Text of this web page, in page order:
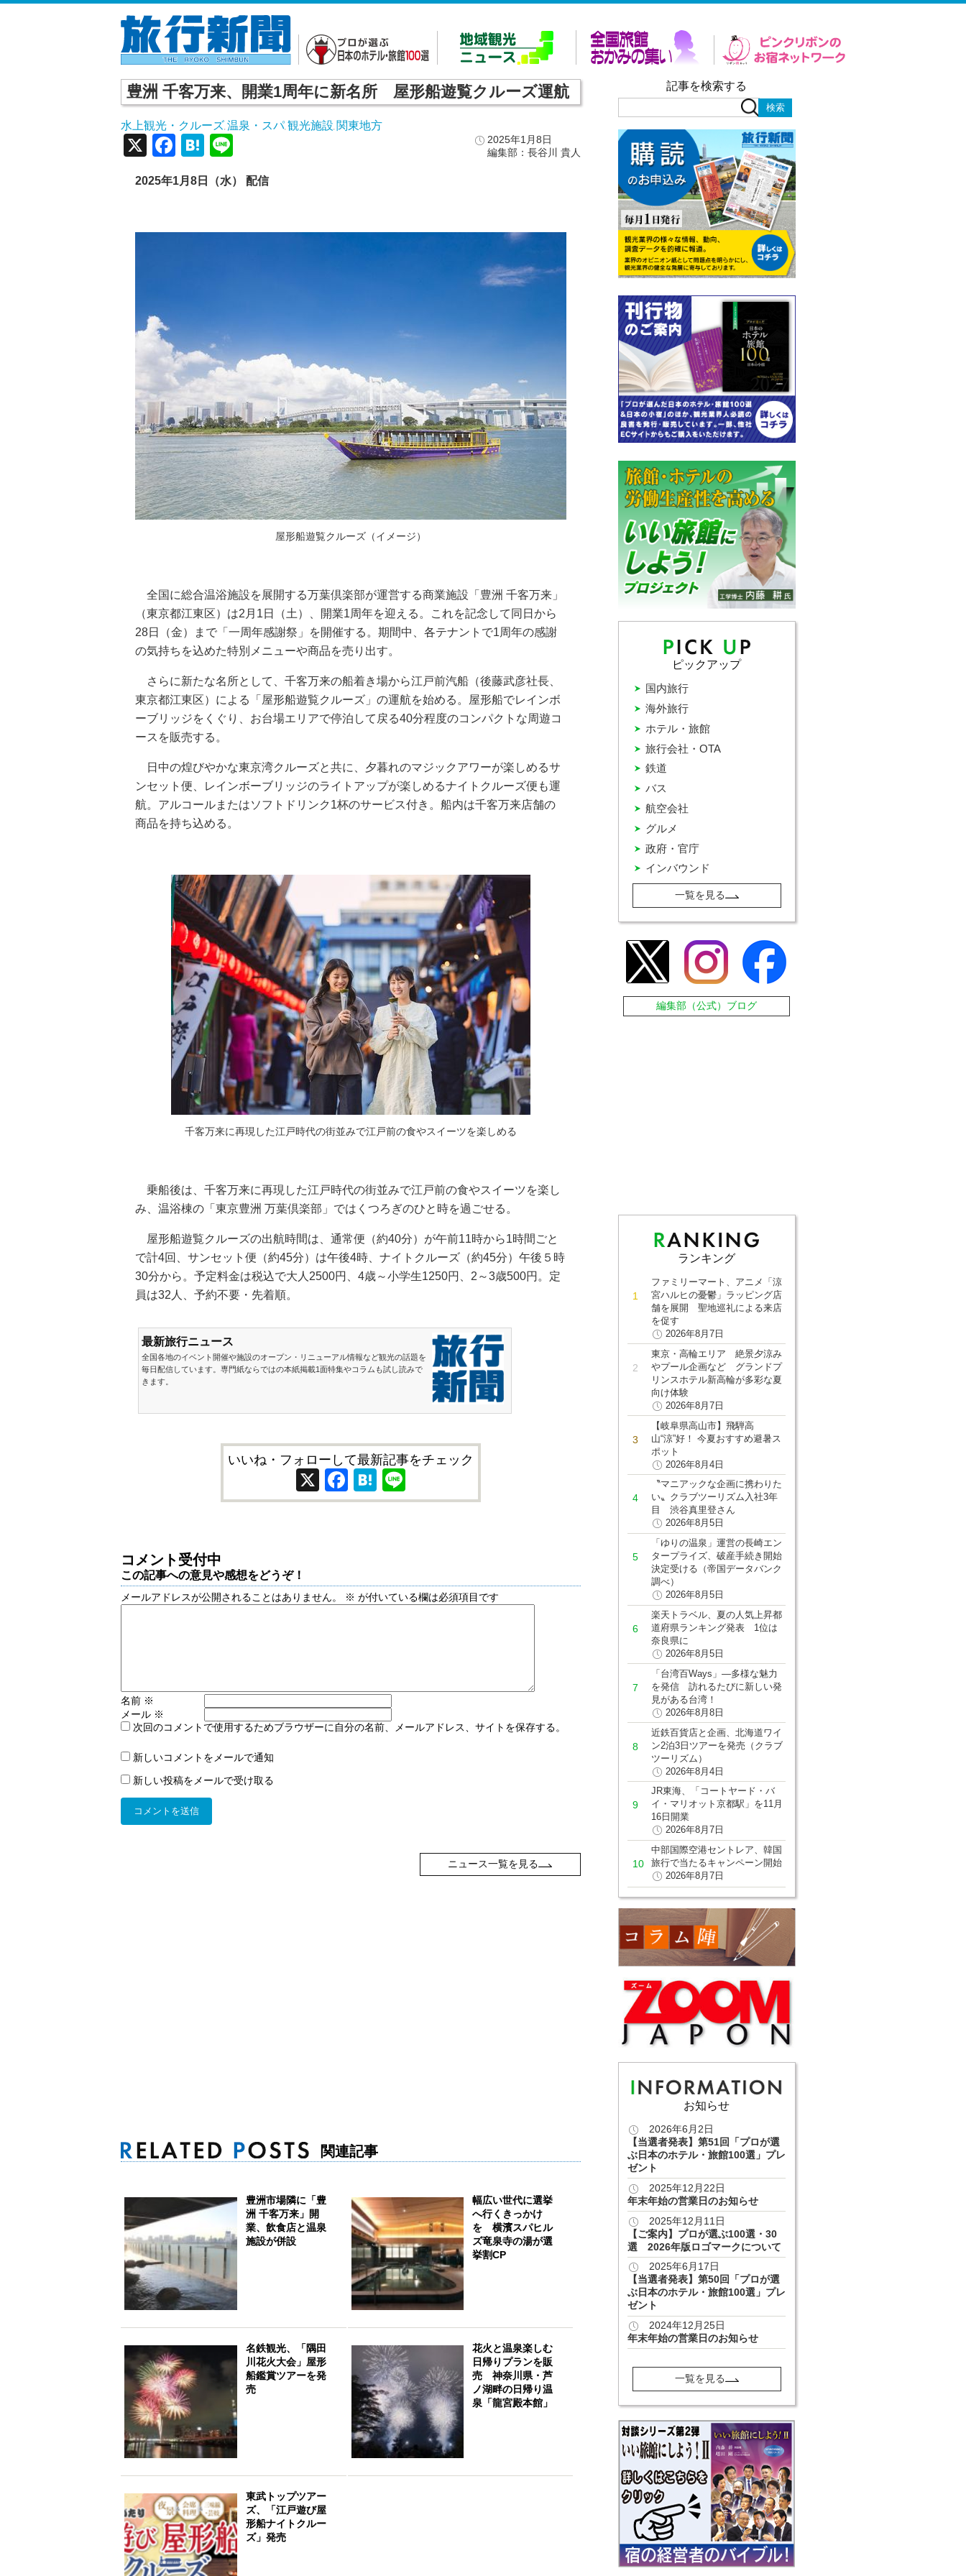
豊洲 千客万来、開業1周年に新名所 屋形船遊覧クルーズ運航
水上観光・クルーズ 温泉・スパ ,観光施設 関東地方
2025年1月8日
編集部：長谷川 貴人
X Facebook
Hatena
2025年1月8 日（水） 配信
屋形船遊覧クルーズ（イメージ）
全国に総合温浴施設を展開する万葉倶楽部が運営する商業施設「豊洲 千客万来」
（東京都江東区）は2月1日（土）、開業1周年を迎える。これを記念して同日から
28日（金）まで「一周年感謝祭」を開催する。期間中、各テナントで1周年の感謝
の気持ちを込めた特別メニューや商品を売り出す。
さらに新たな名所として、千客万来の船着き場から江戸前汽船（後藤武彦社長、
東京都江東区）による「屋形船遊覧クルーズ」の運航を始める。屋形船でレインボ
ーブリッジをくぐり、お台場エリアで停泊して戻る40分程度のコンパクトな周遊コ
ースを販売する。
日中の煌びやかな東京湾クルーズと共に、夕暮れのマジックアワーが楽しめるサ
ンセット便、レインボーブリッジのライトアップが楽しめるナイトクルーズ便も運
航。アルコールまたはソフトドリンク1杯のサービス付き。船内は千客万来店舗の
商品を持ち込める。
千客万来に再現した江戸時代の街並みで江戸前の食やスイーツを楽しめる
乗船後は、千客万来に再現した江戸時代の街並みで江戸前の食やスイーツを楽し
み、温浴棟の「東京豊洲 万葉倶楽部」ではくつろぎのひと時を過ごせる。
屋形船遊覧クルーズの出航時間は、通常便（約40分）が午前11時から1時間ごと
で計4回、サンセット便（約45分）は午後4時、ナイトクルーズ（約45分）午後５時
30分から。予定料金は税込で大人2500円、4歳～小学生1250円、2～3歳500円。定
員は32人、予約不要・先着順。
最新旅行ニュース
全国各地のイベント開催や施設のオープン・リニューアル情報など観光の話題を
毎日配信しています。専門紙ならではの本紙掲載1面特集やコラムも試し読みで
きます。
いいね・フォローして最新記事をチェック
X Facebook
Hatena
コメント受付中
この記事への意見や感想をどうぞ！
メールアドレスが公開されることはありません。 ※ が付いている欄は必須項目です
名前 ※
メール ※
次回のコメントで使用するためブラウザーに自分の名前、メールアドレス、サイトを保存する。
新しいコメントをメールで通知
新しい投稿をメールで受け取る
ニュース一覧を見る
関連記事
豊洲市場隣に「豊
洲 千客万来」開
業、飲食店と温泉
施設が併設
幅広い世代に選挙
へ行くきっかけ
を 横濱スパヒル
ズ竜泉寺の湯が選
挙割CP
名鉄観光、「隅田
川花火大会」屋形
船鑑賞ツアーを発
売
花火と温泉楽しむ
日帰りプランを販
売 神奈川県・芦
ノ湖畔の日帰り温
泉「龍宮殿本館」
東武トップツアー
ズ、「江戸遊び屋
形船ナイトクルー
ズ」発売
記事を検索する
ピックアップ
インバウンド
グルメ
バス
ホテル・旅館
国内旅行
政府・官庁
旅行会社・OTA
海外旅行
航空会社
鉄道
一覧を見る
編集部（公式）ブログ
ランキング
ファミリーマート、アニメ「涼
宮ハルヒの憂鬱」ラッピング店
舗を展開 聖地巡礼による来店
を促す
2026年8月7日
東京・高輪エリア 絶景夕涼み
やプール企画など グランドプ
リンスホテル新高輪が多彩な夏
向け体験
2026年8月7日
【岐阜県高山市】飛騨高
山“涼”好！ 今夏おすすめ避暑ス
ポット
2026年8月4日
〝マニアックな企画に携わりた
い〟クラブツーリズム入社3年
目 渋谷真里登さん
2026年8月5日
「ゆりの温泉」運営の長崎エン
タープライズ、破産手続き開始
決定受ける（帝国データバンク
調べ）
2026年8月5日
楽天トラベル、夏の人気上昇都
道府県ランキング発表 1位は
奈良県に
2026年8月5日
「台湾百Ways」―多様な魅力
を発信 訪れるたびに新しい発
見がある台湾！
2026年8月8日
近鉄百貨店と企画、北海道ワイ
ン2泊3日ツアーを発売（クラブ
ツーリズム）
2026年8月4日
JR東海、「コートヤード・バ
イ・マリオット京都駅」を11月
16日開業
2026年8月7日
中部国際空港セントレア、韓国
旅行で当たるキャンペーン開始
2026年8月7日
お知らせ
2026年6月2日
【当選者発表】第51回「プロが選
ぶ日本のホテル・旅館100選」プレ
ゼント
2025年12月22日
年末年始の営業日のお知らせ
2025年12月11日
【ご案内】プロが選ぶ100選・30
選 2026年版ロゴマークについて
2025年6月17日
【当選者発表】第50回「プロが選
ぶ日本のホテル・旅館100選」プレ
ゼント
2024年12月25日
年末年始の営業日のお知らせ
一覧を見る